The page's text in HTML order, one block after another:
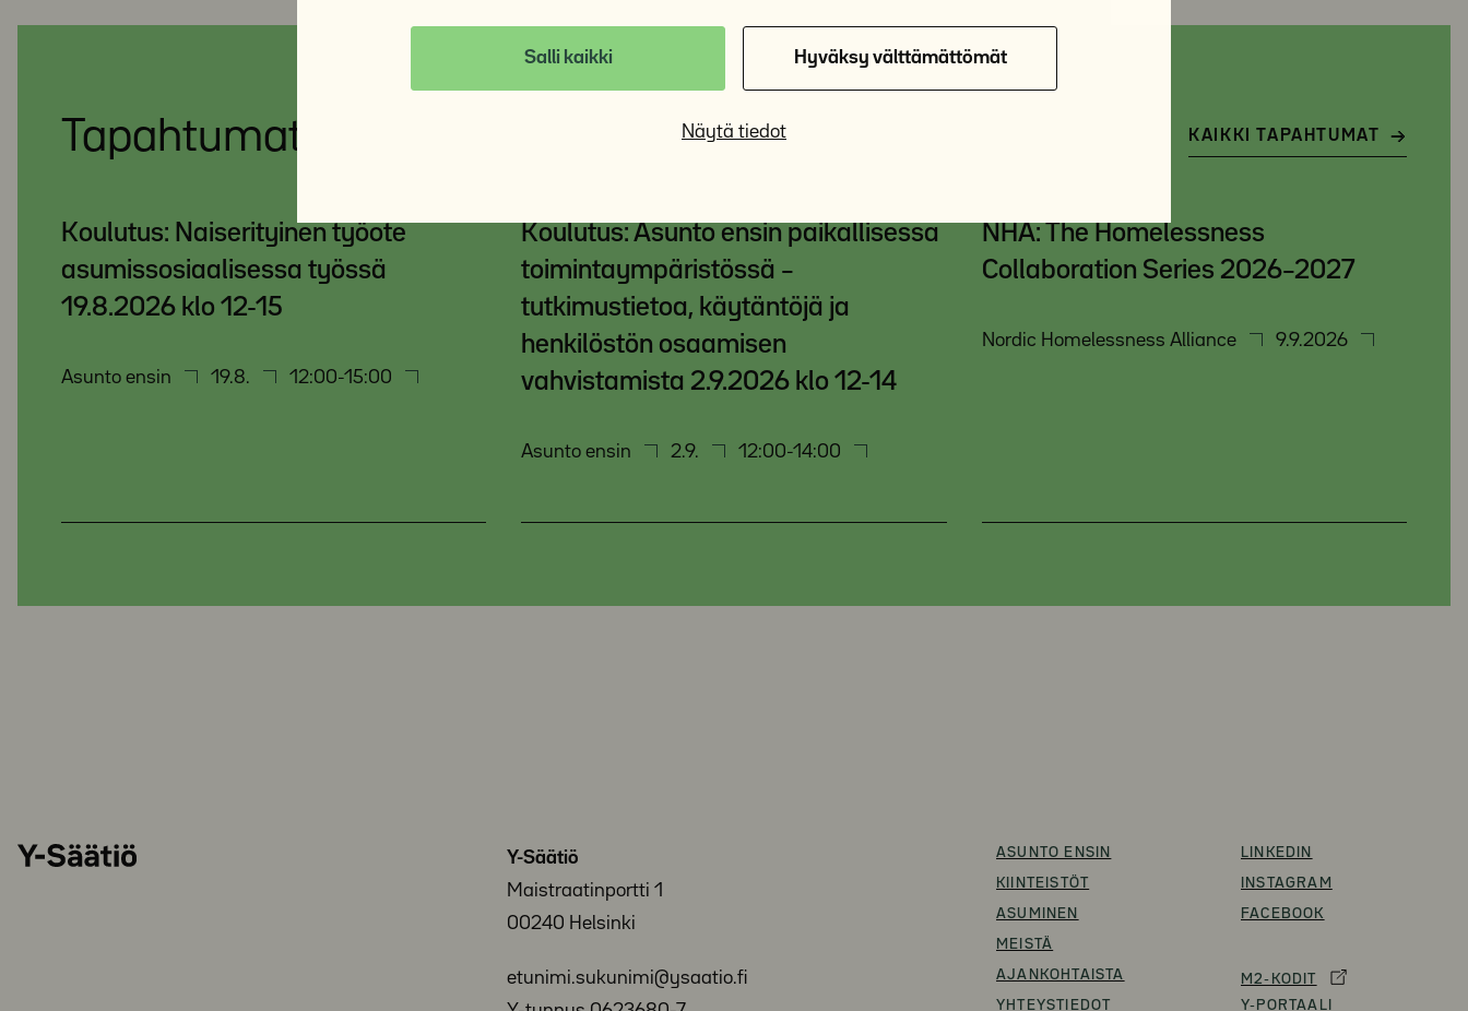
Salli kaikki Hyväksy välttämättömät
Näytä tiedot
Tapahtumat KAIKKI TAPAHTUMAT
Koulutus: Naiserityinen työote
asumissosiaalisessa työssä
19.8.2026 klo 12-15
Asunto ensin 19.8. 12:00-15:00
Koulutus: Asunto ensin paikallisessa
toimintaympäristössä –
tutkimustietoa, käytäntöjä ja
henkilöstön osaamisen
vahvistamista 2.9.2026 klo 12-14
Asunto ensin 2.9. 12:00-14:00
NHA: The Homelessness
Collaboration Series 2026–2027
Nordic Homelessness Alliance 9.9.2026
Y-
Y-Säätiö
Maistraatinportti 1
00240 Helsinki
etunimi.sukunimi@ysaatio.fi
ASUNTO ENSIN
KIINTEISTÖT
ASUMINEN
MEISTÄ
AJANKOHTAISTA
YHTEYSTIEDOT
LINKEDIN
INSTAGRAM
FACEBOOK
M2-KODIT
Y-PORTAALI